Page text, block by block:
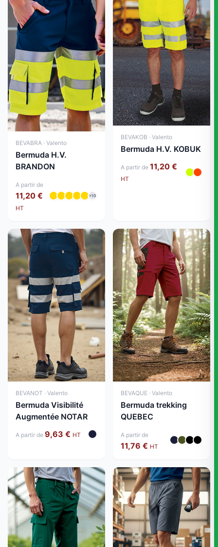
BEVABRA · Valento
Bermuda H.V.
BRANDON
A partir de
11,20 €
HT
+10
BEVAKOB · Valento
Bermuda H.V. KOBUK
A partir de 11,20 €
HT
BEVANOT · Valento
Bermuda Visibilité
Augmentée NOTAR
A partir de 9,63 € HT
BEVAQUE · Valento
Bermuda trekking
QUEBEC
A partir de
11,76 € HT